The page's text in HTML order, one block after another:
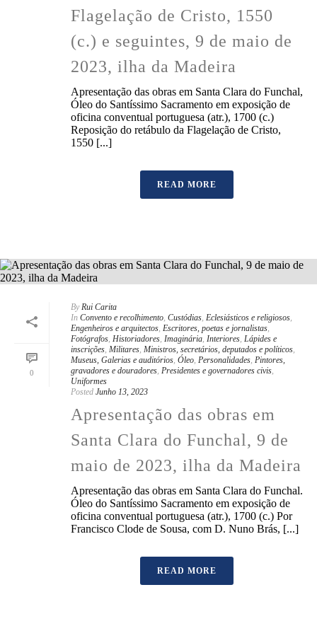
Flagelação de Cristo, 1550
(c.) e seguintes, 9 de maio de
2023, ilha da Madeira
Apresentação das obras em Santa Clara do Funchal,
Óleo do Santíssimo Sacramento em exposição de
oficina conventual portuguesa (atr.), 1700 (c.)
Reposição do retábulo da Flagelação de Cristo,
1550 [...]
READ MORE
0
By Rui Carita
In Convento e recolhimento, Custódias, Eclesiásticos e religiosos,
Engenheiros e arquitectos, Escritores, poetas e jornalistas,
Fotógrafos, Historiadores, Imaginária, Interiores, Lápides e
inscrições, Militares, Ministros, secretários, deputados e políticos,
Museus, Galerias e auditórios, Óleo, Personalidades, Pintores,
gravadores e douradores, Presidentes e governadores civis,
Uniformes
Posted Junho 13, 2023
Apresentação das obras em
Santa Clara do Funchal, 9 de
maio de 2023, ilha da Madeira
Apresentação das obras em Santa Clara do Funchal.
Óleo do Santíssimo Sacramento em exposição de
oficina conventual portuguesa (atr.), 1700 (c.) Por
Francisco Clode de Sousa, com D. Nuno Brás, [...]
READ MORE